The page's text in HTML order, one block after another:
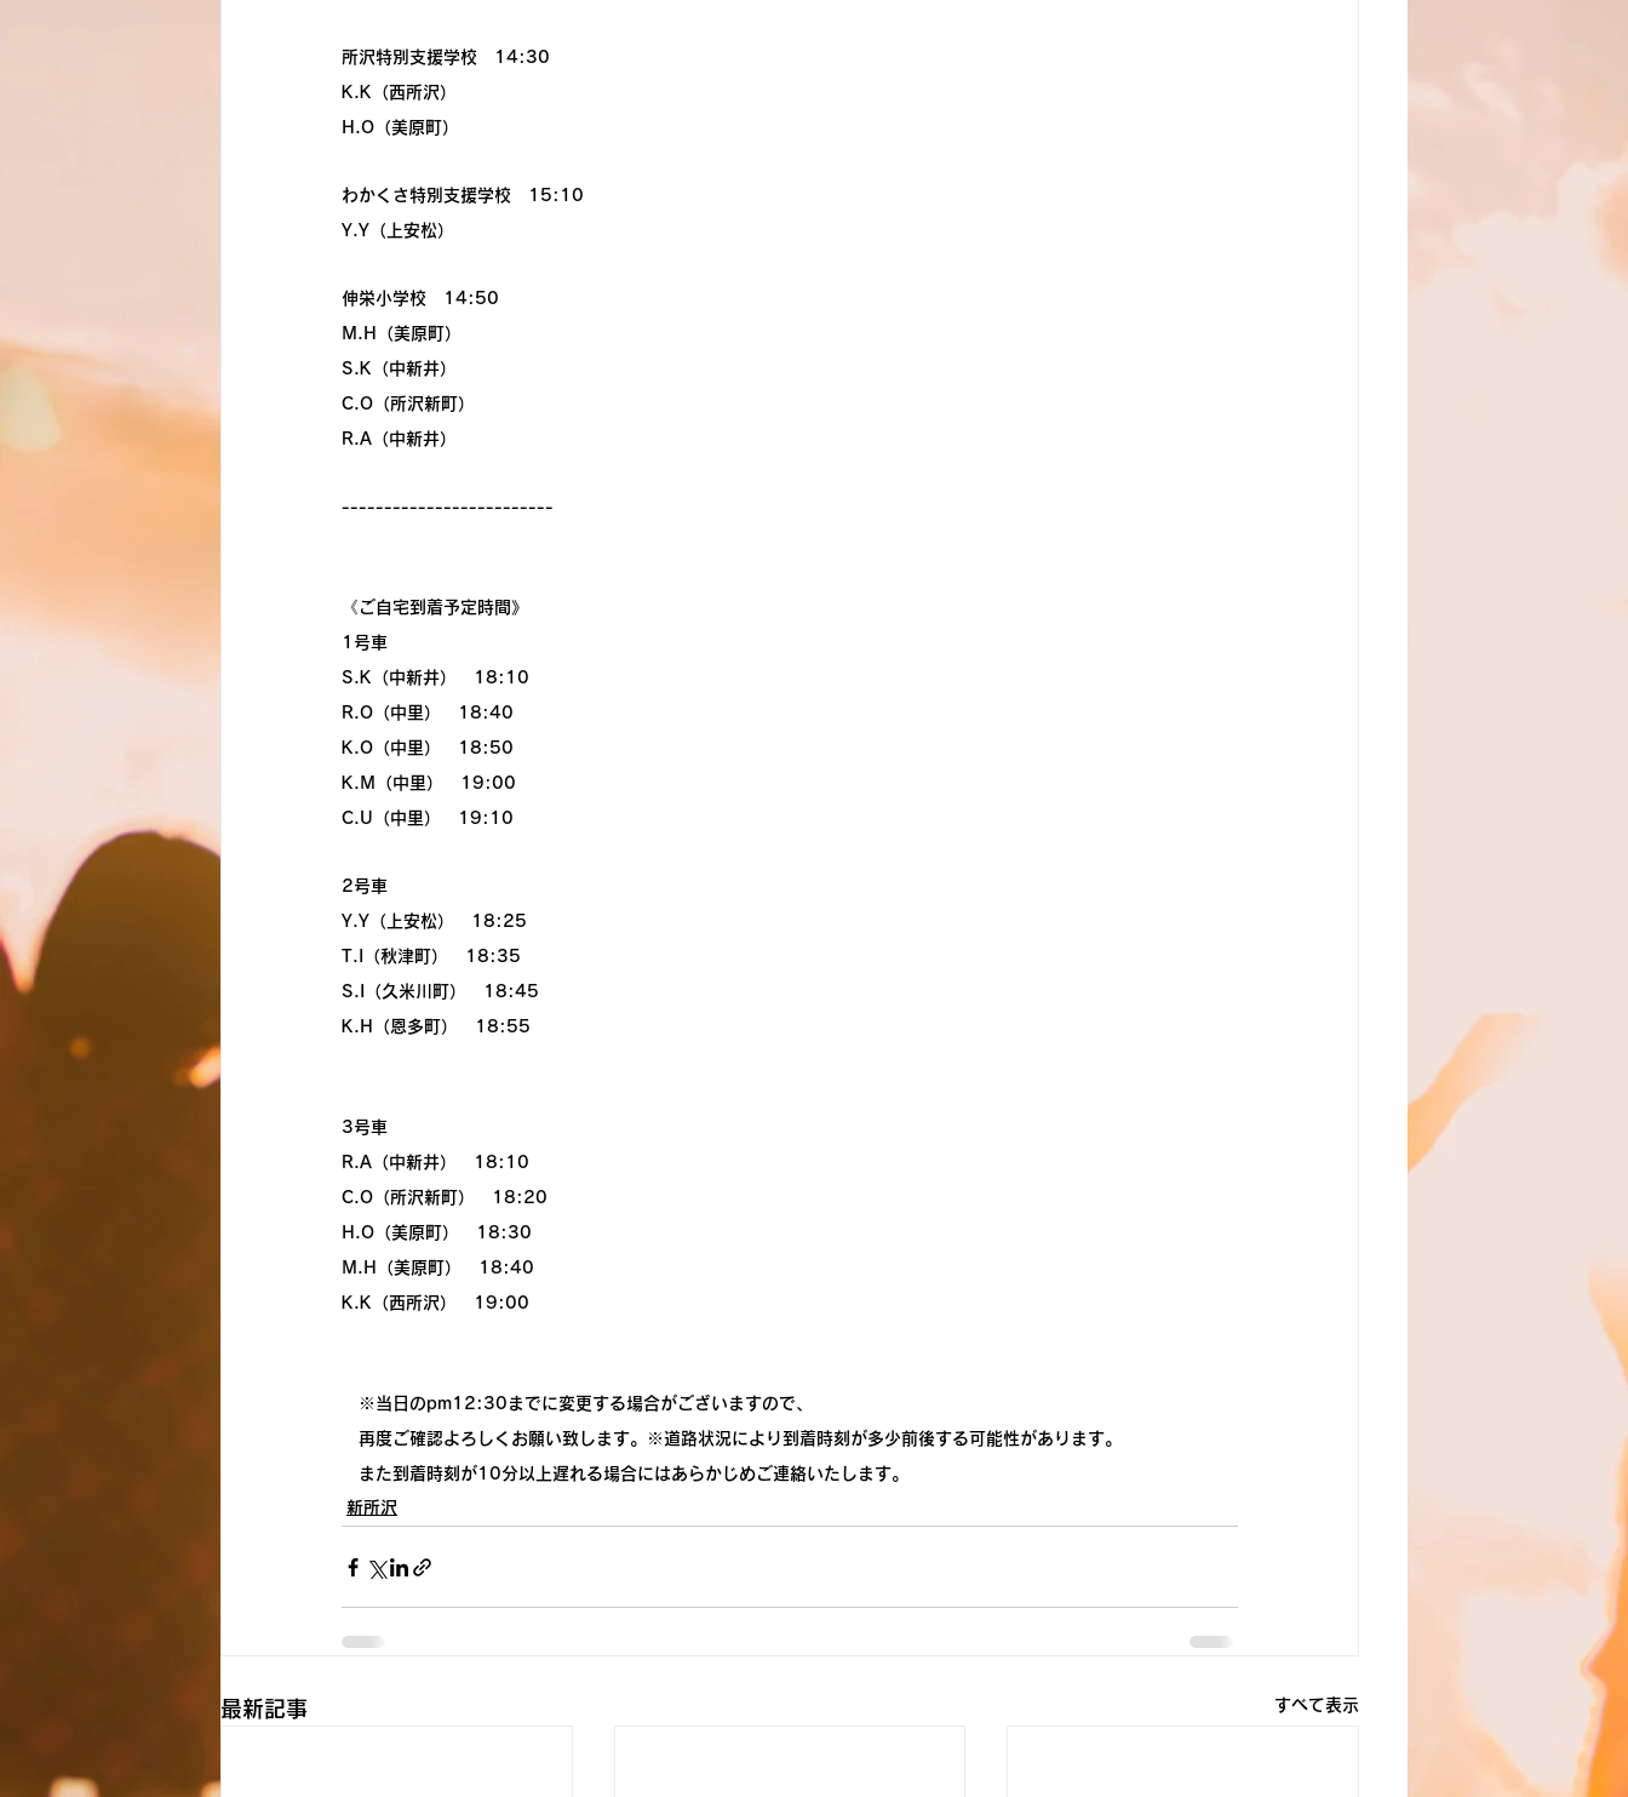
所沢特別支援学校　14:30
K.K（西所沢）
H.O（美原町）
わかくさ特別支援学校　15:10
Y.Y（上安松）
伸栄小学校　14:50
M.H（美原町）
S.K（中新井）
C.O（所沢新町）
R.A（中新井）
-------------------------
《ご自宅到着予定時間》
1号車
S.K（中新井）　18:10
R.O（中里）　18:40
K.O（中里）　18:50
K.M（中里）　19:00
C.U（中里）　19:10
2号車
Y.Y（上安松）　18:25
T.I（秋津町）　18:35
S.I（久米川町）　18:45
K.H（恩多町）　18:55
3号車
R.A（中新井）　18:10
C.O（所沢新町）　18:20
H.O（美原町）　18:30
M.H（美原町）　18:40
K.K（西所沢）　19:00
※当日のpm12:30までに変更する場合がございますので、
再度ご確認よろしくお願い致します。※道路状況により到着時刻が多少前後する可能性があります。
また到着時刻が10分以上遅れる場合にはあらかじめご連絡いたします。
新所沢
最新記事 すべて表示